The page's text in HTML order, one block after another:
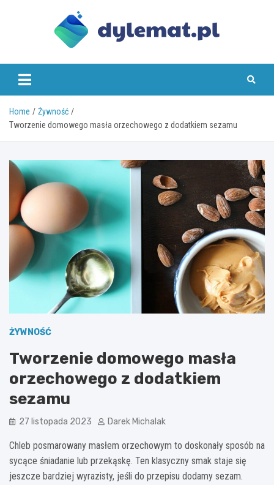
dylemat.pl
Home
Żywność
Tworzenie domowego masła orzechowego z dodatkiem sezamu
ŻYWNOŚĆ
Tworzenie domowego masła
orzechowego z dodatkiem
sezamu
27 listopada 2023 Darek Michalak
Chleb posmarowany masłem orzechowym to doskonały sposób na
sycące śniadanie lub przekąskę. Ten klasyczny smak staje się
jeszcze bardziej wyrazisty, jeśli do przepisu dodamy sezam.